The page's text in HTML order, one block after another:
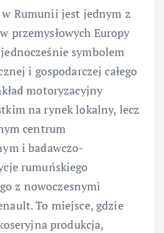
Rumunii jest jednym z
przemysłowych Europy
symbolem
i gospodarczej całego
motoryzacyjny
na rynek lokalny, lecz
centrum
i badawczo-
rumuńskiego
z nowoczesnymi
To miejsce, gdzie
produkcja,